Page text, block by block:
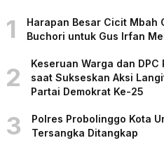
1
Harapan Besar Cicit Mbah
Buchori untuk Gus Irfan
2
Keseruan Warga dan DPC
saat Sukseskan Aksi
Partai Demokrat Ke-25
3
Polres Probolinggo Kota
Tersangka Ditangkap